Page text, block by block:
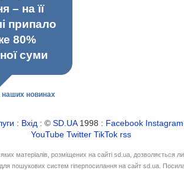
– на її
припало
80%
суми
наших новинах
: Вхід : ©SD.UA1998 : Facebook Instagram
YouTube Twitter TikTok rss
матеріалів, розміщених на сайті sd.ua, дозволяється
для пошукових систем гіперпосилання на сайт sd.ua.